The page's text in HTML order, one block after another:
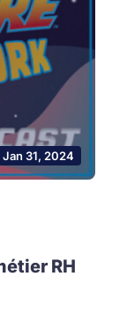
Jan 31, 2024
RH